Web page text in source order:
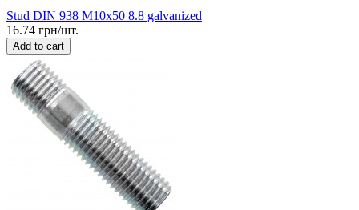
Stud DIN 938 M10x50 8.8 galvanized
16.74 грн/шт.
Add to cart